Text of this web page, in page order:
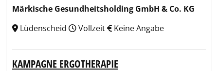
Märkische Gesundheitsholding GmbH & Co. KG
Lüdenscheid
Vollzeit Keine Angabe
KAMPAGNE ERGOTHERAPIE